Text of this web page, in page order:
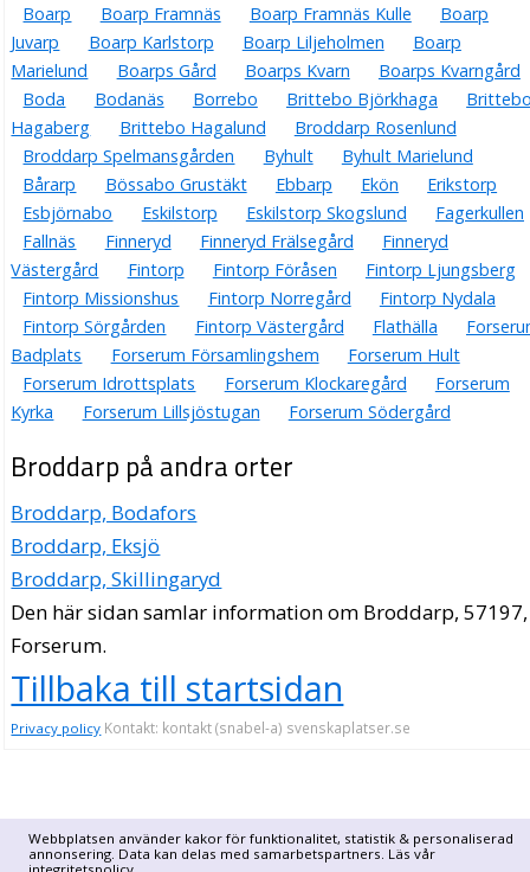
Webbplatsen använder kakor för funktionalitet, statistik & personaliserad
annonsering. Data kan delas med samarbetspartners. Läs vår
Boarp
Boarp Framnäs Boarp Framnäs Kulle
Boarp
Juvarp
Boarp Karlstorp Boarp Liljeholmen
Boarp
Marielund
Boarps Gård Boarps Kvarn
Boarps Kvarngård
Boda
Bodanäs Borrebo Brittebo Björkhaga
Hagaberg
Brittebo Hagalund
Broddarp Rosenlund
Broddarp Spelmansgården
Byhult
Byhult Marielund
Bårarp
Bössabo Grustäkt Ebbarp Ekön
Erikstorp
Esbjörnabo
Eskilstorp Eskilstorp Skogslund
Fagerkullen
Fallnäs
Finneryd Finneryd Frälsegård
Finneryd
Västergård
Fintorp Fintorp Föråsen
Fintorp Ljungsberg
Fintorp Missionshus
Fintorp Norregård
Fintorp Nydala
Fintorp Sörgården
Fintorp Västergård Flathälla
Badplats
Forserum Församlingshem
Forserum Hult
Forserum Idrottsplats
Forserum Klockaregård
Forserum
Kyrka
Forserum Lillsjöstugan Forserum Södergård
Broddarp på andra orter
Broddarp, Bodafors
Broddarp, Eksjö
Broddarp, Skillingaryd
Den här sidan samlar information om Broddarp, 57197,
Forserum.
Tillbaka till startsidan
Privacy policy Kontakt: kontakt (snabel-a) svenskaplatser.se